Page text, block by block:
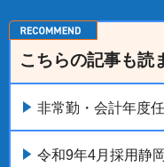
こちらの記事も読
非常勤・会計年度
令和9年4月採用静